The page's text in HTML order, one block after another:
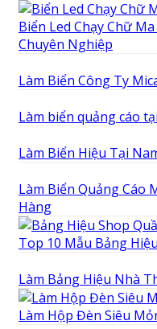
Biển Led Chạy Chữ
Chuyên Nghiệp
Làm Biển Công Ty
Làm biển quảng cáo
Làm Biển Hiệu Tại
Làm Biển Quảng Cáo
Hàng
Top 10 Mẫu Bảng
Làm Bảng Hiệu Nhà
Làm Hộp Đèn Siêu